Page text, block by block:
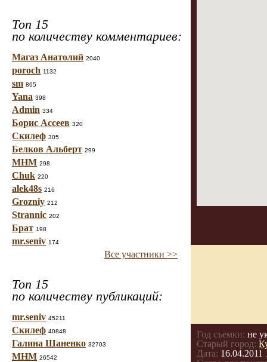
Топ 15
по количеству комментариев:
Магаз Анатолий 2040
poroch 1132
sm 865
Yana 398
Admin 334
Борис Ассеев 320
Скилеф 305
Белков Альберт 299
МНМ 298
Chuk 220
alek48s 216
Grozniy 212
Strannic 202
Брат 198
mr.seniv 174
Все участники >>
Топ 15
по количеству публикаций:
mr.seniv 45211
Скилеф 40848
Галина Шаненко 32703
МНМ 26542
Год съемки: не
Старый город:
Дата: 16.04.2011